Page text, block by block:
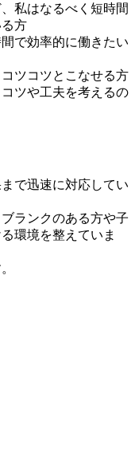
私はなるべく短時間
方
で効率的に働きたい
ツコツとこなせる方
ツや工夫を考えるの
で迅速に対応してい
ランクのある方や子
環境を整えていま